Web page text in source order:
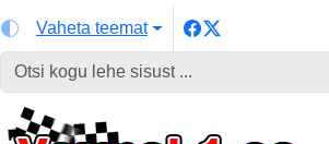
Vaheta teemat